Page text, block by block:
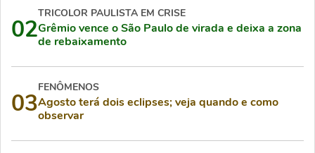
02
TRICOLOR PAULISTA EM CRISE
Grêmio vence o São Paulo de virada e deixa a zona
de rebaixamento
03
FENÔMENOS
Agosto terá dois eclipses; veja quando e como
observar